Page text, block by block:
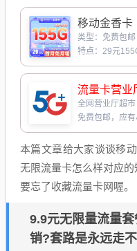
移动金香卡
类型：免费包邮
特点：29元
流量卡营业
全网营业厅超市
免费包邮，应有
本篇文章给大家谈谈移
无限流量卡怎么样对应
要忘了收藏流量卡网喔。
9.9元无限量流量
销?套路是永远走